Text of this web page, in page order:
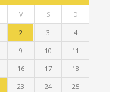
V S D
2 3
4
9 10
11
16 17
18
23 24
25